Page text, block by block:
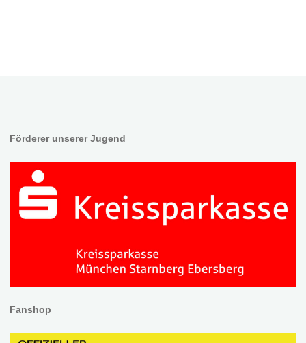
Förderer unserer Jugend
Fanshop